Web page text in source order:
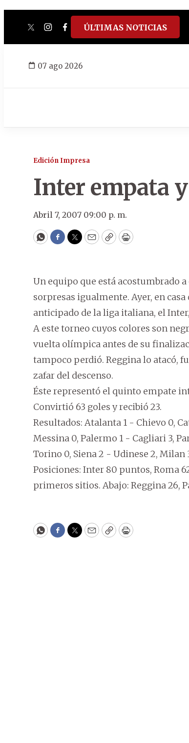
twitterinstagram
facebook
tiktokyoutube
spotify
ÚLTIMAS NOTICIAS
07 ago 2026
Edición Impresa
Inter empata
Abril 7, 2007 09:00 p. m.
WhatsApp
Facebook
Twitter
EmailCopyPrint
Un equipo que está acostumbrado
sorpresas igualmente. Ayer, en
anticipado de la liga italiana, el
A este torneo cuyos colores son
vuelta olímpica antes de su
tampoco perdió. Reggina lo atacó,
zafar del descenso.
Éste representó el quinto empate
Convirtió 63 goles y recibió 23.
Resultados: Atalanta 1 - Chievo 0,
Messina 0, Palermo 1 - Cagliari 3,
Torino 0, Siena 2 - Udinese 2, Milan
Posiciones: Inter 80 puntos, Roma
primeros sitios. Abajo: Reggina 26,
WhatsApp
Facebook
Twitter
EmailCopyPrint